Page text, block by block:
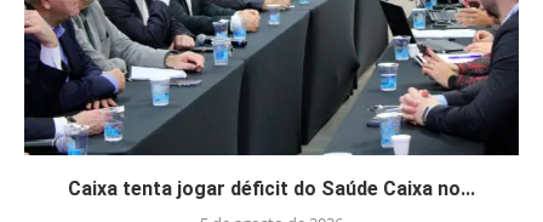
Caixa tenta jogar déficit do Saúde Caixa no...